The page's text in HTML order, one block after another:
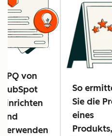
CPQ von
HubSpot
einrichten
und
verwenden
So
Sie die
eines